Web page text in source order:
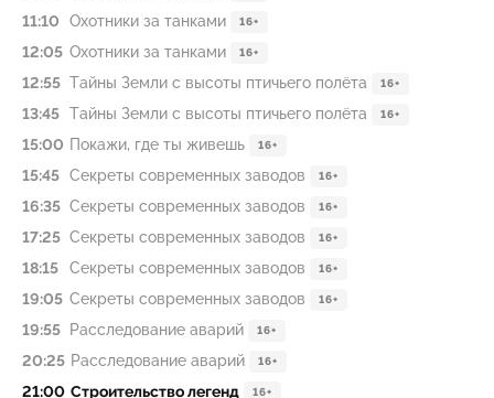
11:10 Охотники за танками 16+
12:05 Охотники за танками 16+
12:55 Тайны Земли с высоты птичьего полёта 16+
13:45 Тайны Земли с высоты птичьего полёта 16+
15:00 Покажи, где ты живешь 16+
15:45 Секреты современных заводов 16+
16:35 Секреты современных заводов 16+
17:25 Секреты современных заводов 16+
18:15 Секреты современных заводов 16+
19:05 Секреты современных заводов 16+
19:55 Расследование аварий 16+
20:25 Расследование аварий 16+
21:00 Строительство легенд 16+